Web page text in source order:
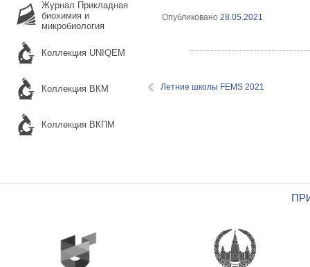
Журнал Прикладная
биохимия и
микробиология
Коллекция UNIQEM
Коллекция ВКМ
Коллекция ВКПМ
Опубликовано 28.05.2021
Летние школы FEMS 2021